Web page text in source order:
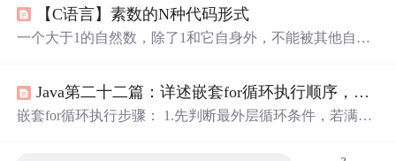
目意思，并且给出相应的解决方案。好啦，实际上刚开始
不能理解也是正常，多多重复，百炼成钢，一个好的java
天，轻松解决！思来想去，还是写一写两年前还是百思不
得其解的输出质数问题！为什么这样子能行呢？它的平方
根，说明不是质数！
【C语言】素数的N种代码形式
一个大于1的自然数，除了1和它自身外，不能被其他自然
们可以得出这段代码仅仅只是100个数就循环了3292次，而
我们判断一个算法是否优劣是看它是否高效，执行效率是
Java第二十二篇：详述嵌套for循环执行顺序，小白看了也能懂
嵌套for循环执行步骤： 1.先判断最外层循环条件，若满足